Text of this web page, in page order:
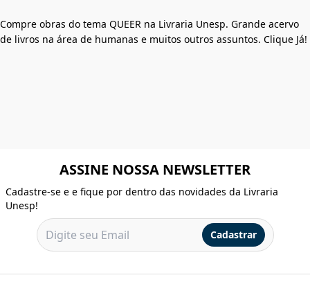
Compre obras do tema QUEER na Livraria Unesp. Grande acervo
de livros na área de humanas e muitos outros assuntos. Clique Já!
ASSINE NOSSA NEWSLETTER
Cadastre-se e e fique por dentro das novidades da Livraria
Unesp!
Cadastrar